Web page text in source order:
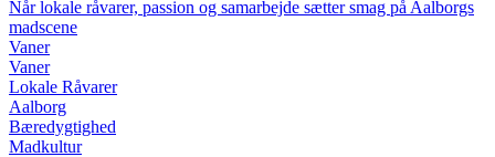
Når lokale råvarer, passion og samarbejde sætter smag på Aalborgs
madscene
Vaner
Vaner
Lokale Råvarer
Aalborg
Bæredygtighed
Madkultur